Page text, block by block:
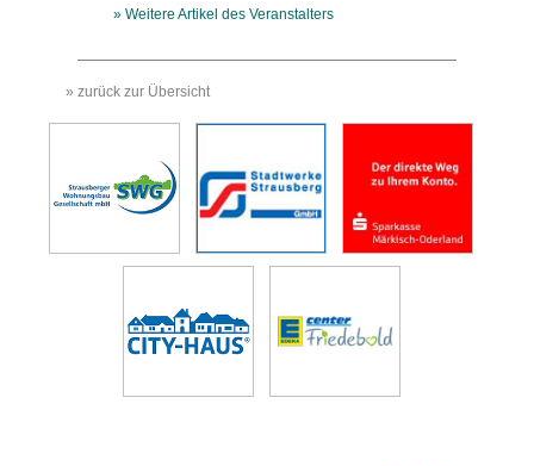
» Weitere Artikel des Veranstalters
» zurück zur Übersicht